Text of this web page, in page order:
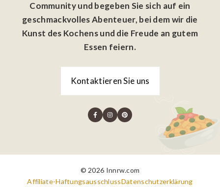
Community und begeben Sie sich auf ein
geschmackvolles Abenteuer, bei dem wir die
Kunst des Kochens und die Freude an gutem
Essen feiern.
Kontaktieren Sie uns
© 2026 Innrw.com
Affiliate-HaftungsausschlussDatenschutzerklärung